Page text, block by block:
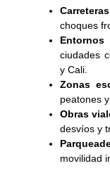
choques
Entornos
ciudades
y Cali.
Zonas
peatones
Obras
desvíos y
movilidad